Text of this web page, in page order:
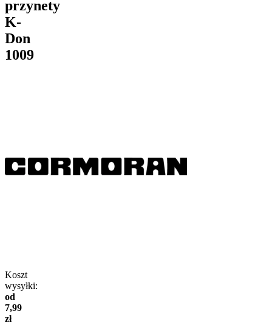
przynety
K-
Don
1009
Koszt
wysyłki:
od
7,99
zł